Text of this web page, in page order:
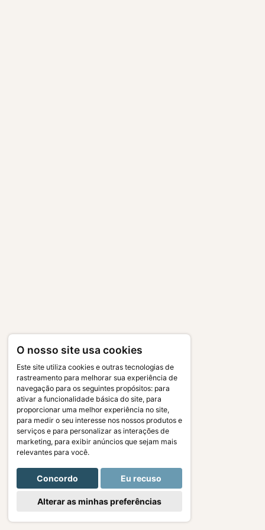
O nosso site usa cookies
Este site utiliza cookies e outras tecnologias de
rastreamento para melhorar sua experiência de
navegação para os seguintes propósitos: para
ativar a funcionalidade básica do site, para
proporcionar uma melhor experiência no site,
para medir o seu interesse nos nossos produtos e
serviços e para personalizar as interações de
marketing, para exibir anúncios que sejam mais
relevantes para você.
Concordo Eu recuso
Alterar as minhas preferências